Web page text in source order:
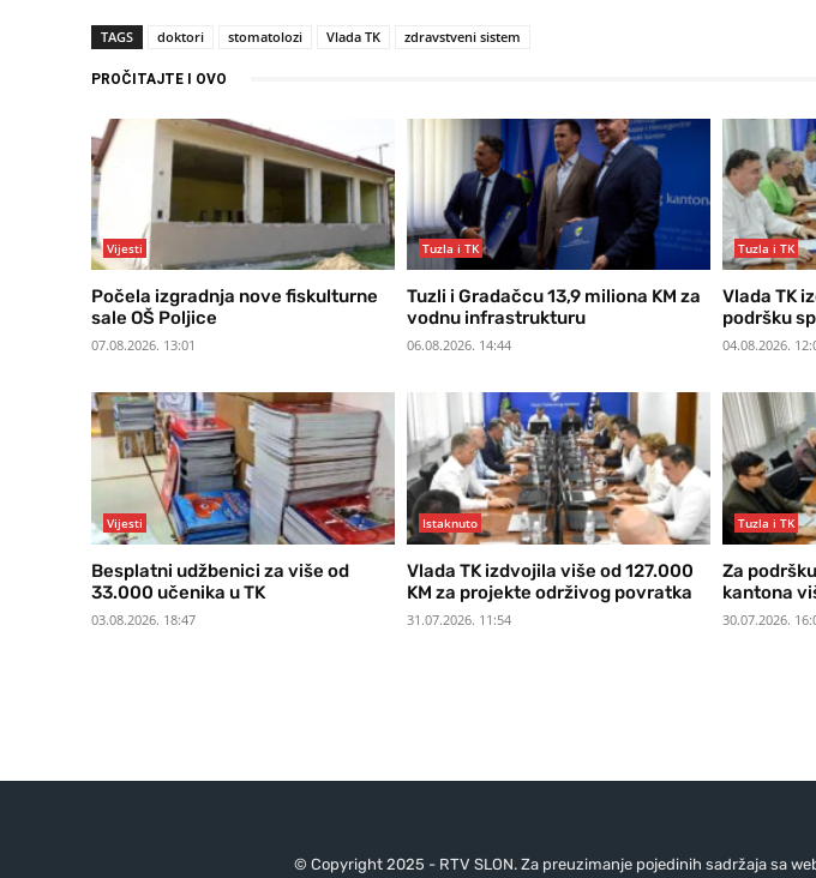
TAGS doktori stomatolozi Vlada TK zdravstveni sistem
PROČITAJTE I OVO
Vijesti
Počela izgradnja nove fiskulturne
sale OŠ Poljice
07.08.2026. 13:01
Tuzla i TK
Tuzli i Gradačcu 13,9 miliona KM za
vodnu infrastrukturu
06.08.2026. 14:44
Tuzla i TK
Vlada TK
podršku
04.08.2026.
Vijesti
Besplatni udžbenici za više od
33.000 učenika u TK
03.08.2026. 18:47
Istaknuto
Vlada TK izdvojila više od 127.000
KM za projekte održivog povratka
31.07.2026. 11:54
Tuzla i TK
Za
kantona
30.07.2026.
© Copyright 2025 - RTV SLON. Za preuzimanje pojedinih sadržaja sa